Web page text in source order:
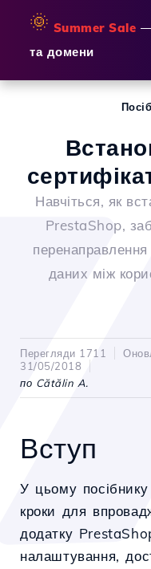
🌞 Summer Sale
та домени
Навчіться, як
PrestaShop,
даних між
Перегляди 1711
31/05/2018
по Cătălin A.
Вступ
У цьому
кроки для
додатку
налаштування,